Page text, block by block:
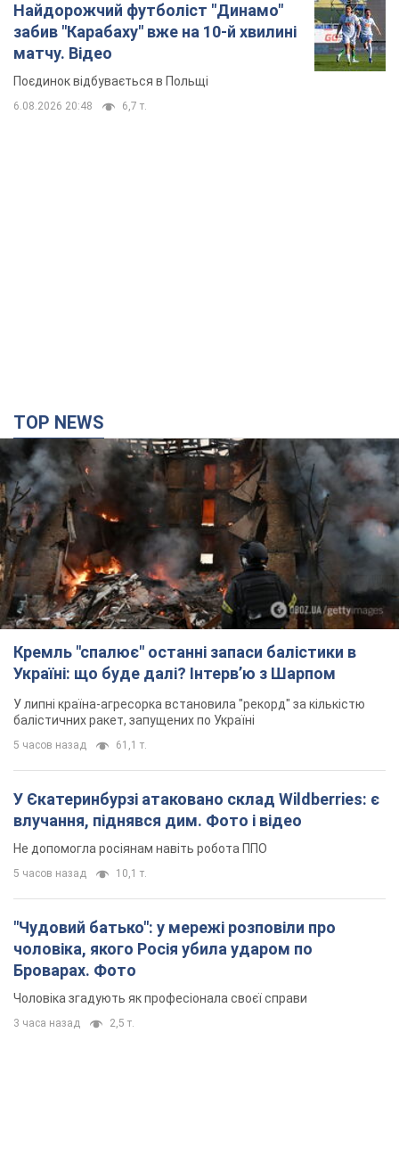
Найдорожчий футболіст "Динамо"
забив "Карабаху" вже на 10-й хвилині
матчу. Відео
Поєдинок відбувається в Польщі
6.08.2026 20:48 6,7 т.
TOP NEWS
Кремль "спалює" останні запаси балістики в
Україні: що буде далі? Інтерв’ю з Шарпом
У липні країна-агресорка встановила "рекорд" за кількістю
балістичних ракет, запущених по Україні
5 часов назад 61,1 т.
У Єкатеринбурзі атаковано склад Wildberries: є
влучання, піднявся дим. Фото і відео
Не допомогла росіянам навіть робота ППО
5 часов назад 10,1 т.
"Чудовий батько": у мережі розповіли про
чоловіка, якого Росія убила ударом по
Броварах. Фото
Чоловіка згадують як професіонала своєї справи
3 часа назад 2,5 т.